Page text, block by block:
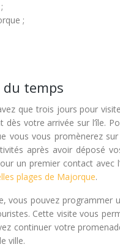
;
du temps
que trois jours pour
dès votre arrivée sur l’île.
vous vous promènerez
après avoir déposé
un premier contact avec
plages de Majorque.
vous pouvez
Cette visite vous
continuer votre
ville.